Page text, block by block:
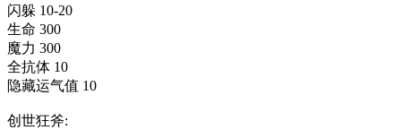
闪躲 10-20
生命 300
魔力 300
全抗体 10
隐藏运气值 10
创世狂斧: